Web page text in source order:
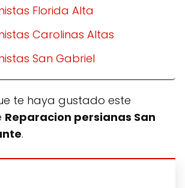
Florida Alta
Carolinas Altas
San Gabriel
te haya gustado este
Reparacion persianas San
.